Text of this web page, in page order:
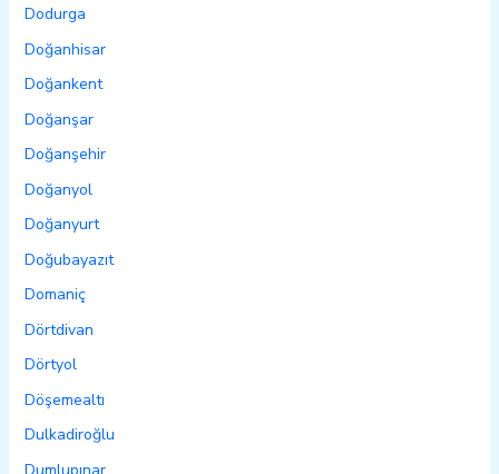
Dodurga
Doğanhisar
Doğankent
Doğanşar
Doğanşehir
Doğanyol
Doğanyurt
Doğubayazıt
Domaniç
Dörtdivan
Dörtyol
Döşemealtı
Dulkadiroğlu
Dumlupınar